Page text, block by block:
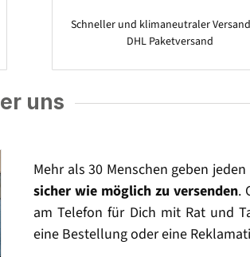
Schneller und klimaneutraler
DHL Paketversand
uns
Mehr als 30 Menschen geben
sicher wie möglich zu versenden.
am Telefon für Dich mit Rat und
eine Bestellung oder eine